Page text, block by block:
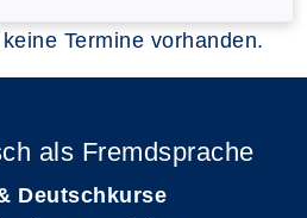
Termine vorhanden.
als Fremdsprache
Deutschkurse